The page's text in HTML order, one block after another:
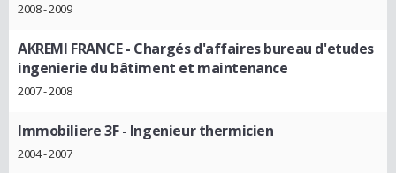
2008 - 2009
AKREMI FRANCE- Chargés d'affaires bureau d'etudes
ingenierie du bâtiment et maintenance
2007 - 2008
Immobiliere 3F- Ingenieur thermicien
2004 - 2007